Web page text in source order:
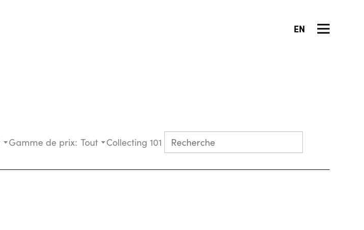
EN
Gamme de prix: Tout Collecting 101